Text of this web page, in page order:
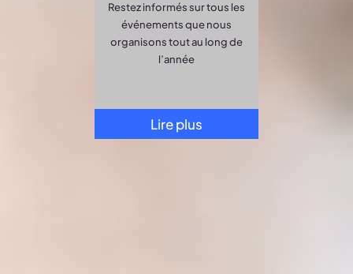
Restez informés sur tous les
événements que nous
organisons tout au long de
l’année
Lire plus